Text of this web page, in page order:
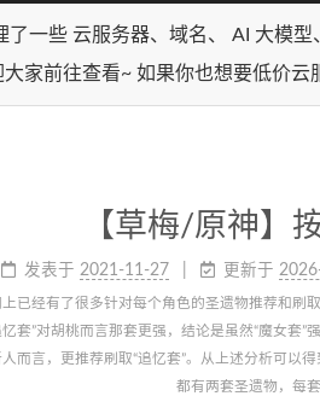
了一些 云服务器、域名、 AI 大模
大家前往查看~ 如果你也想要低价
【草梅/原神】
发表于 2021-11-27 更新于
已经有了很多针对每个角色的圣遗物推荐和刷
忆套”对胡桃而言那套更强，结论是虽然“魔女套
人而言，更推荐刷取“追忆套”。从上述分析可
都有两套圣遗物，每